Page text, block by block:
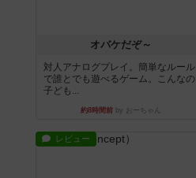
オバケだぞ～
対人アナログプレイ。簡単なルール
で誰とでも遊べるゲーム。こんなの
子ども...
約8時間前 by おーちゃん
レビュー